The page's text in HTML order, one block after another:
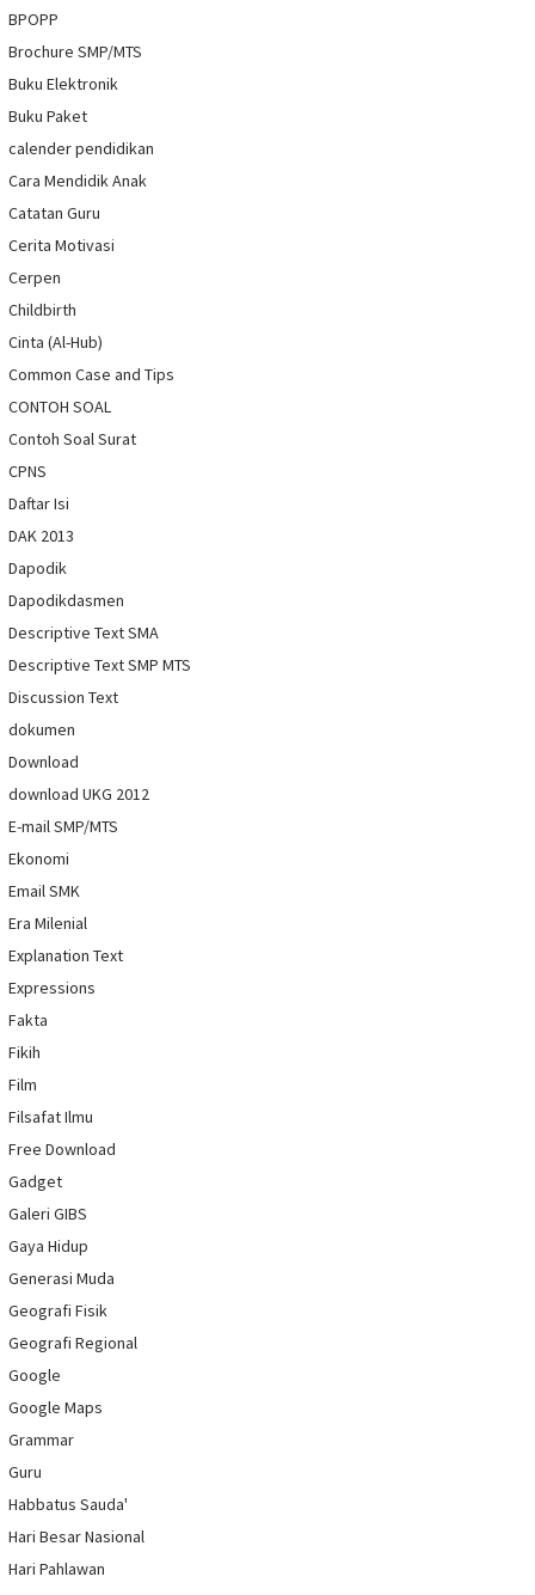
BPOPP
Brochure SMP/MTS
Buku Elektronik
Buku Paket
calender pendidikan
Cara Mendidik Anak
Catatan Guru
Cerita Motivasi
Cerpen
Childbirth
Cinta (Al-Hub)
Common Case and Tips
CONTOH SOAL
Contoh Soal Surat
CPNS
Daftar Isi
DAK 2013
Dapodik
Dapodikdasmen
Descriptive Text SMA
Descriptive Text SMP MTS
Discussion Text
dokumen
Download
download UKG 2012
E-mail SMP/MTS
Ekonomi
Email SMK
Era Milenial
Explanation Text
Expressions
Fakta
Fikih
Film
Filsafat Ilmu
Free Download
Gadget
Galeri GIBS
Gaya Hidup
Generasi Muda
Geografi Fisik
Geografi Regional
Google
Google Maps
Grammar
Guru
Habbatus Sauda'
Hari Besar Nasional
Hari Pahlawan